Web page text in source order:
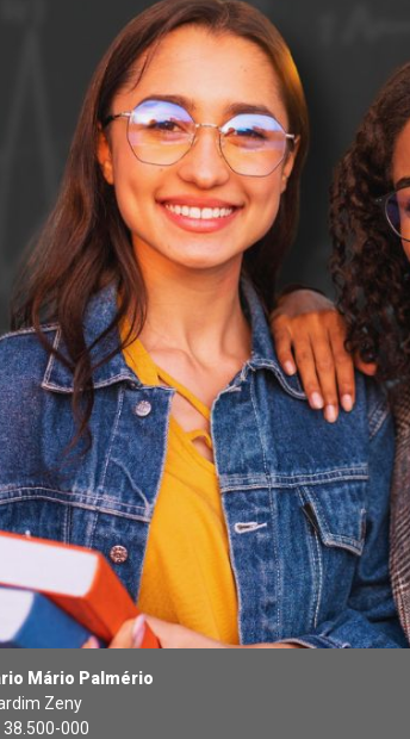
Mário Palmério
Zeny
38.500-000